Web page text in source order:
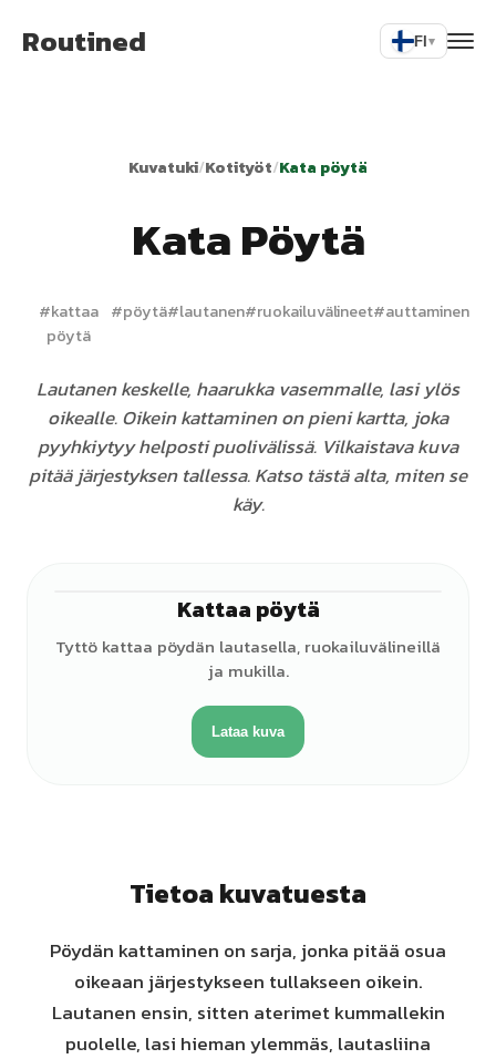
Routined FI▾
Kuvatuki/Kotityöt/Kata pöytä
Kata Pöytä
#kattaa
pöytä
#pöytä#lautanen#ruokailuvälineet#auttaminen
Lautanen keskelle, haarukka vasemmalle, lasi ylös
oikealle. Oikein kattaminen on pieni kartta, joka
pyyhkiytyy helposti puolivälissä. Vilkaistava kuva
pitää järjestyksen tallessa. Katso tästä alta, miten se
käy.
Kattaa pöytä
Tyttö kattaa pöydän lautasella, ruokailuvälineillä
ja mukilla.
Lataa kuva
Tietoa kuvatuesta
Pöydän kattaminen on sarja, jonka pitää osua
oikeaan järjestykseen tullakseen oikein.
Lautanen ensin, sitten aterimet kummallekin
puolelle, lasi hieman ylemmäs, lautasliina